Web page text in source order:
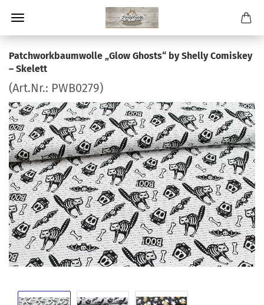
Patchworkbaumwolle „Glow Ghosts“ by Shelly Comiskey
– Skelett
(Art.Nr.: PWB0279)